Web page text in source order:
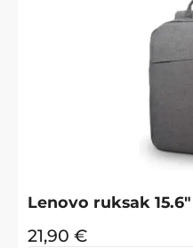
Lenovo ruksak 15.6"
21,90 €